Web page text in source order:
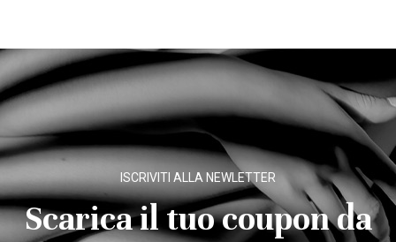
ISCRIVITI ALLA NEWLETTER
Scarica il tuo coupon da